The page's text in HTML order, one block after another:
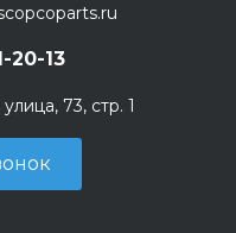
20-13
73, стр. 1